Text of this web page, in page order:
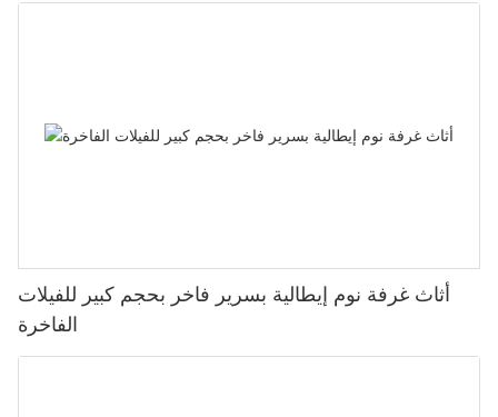
أثاث غرفة نوم إيطالية بسرير فاخر بحجم كبير للفيلات
الفاخرة